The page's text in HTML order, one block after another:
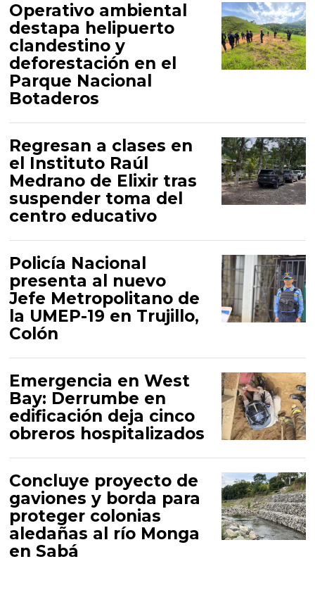
Operativo ambiental
destapa helipuerto
clandestino y
deforestación en el
Parque Nacional
Botaderos
Regresan a clases en
el Instituto Raúl
Medrano de Elixir tras
suspender toma del
centro educativo
Policía Nacional
presenta al nuevo
Jefe Metropolitano de
la UMEP-19 en Trujillo,
Colón
Emergencia en West
Bay: Derrumbe en
edificación deja cinco
obreros hospitalizados
Concluye proyecto de
gaviones y borda para
proteger colonias
aledañas al río Monga
en Sabá